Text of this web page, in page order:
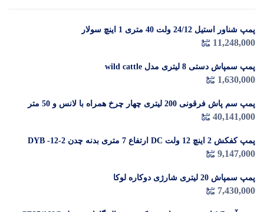
پمپ شناور استیل 24/12 ولت 40 متری 1 اینچ سولار
11,248,000
پمپ سمپاش دستی 8 لیتری مدل wild cattle
1,630,000
پمپ سم پاش فرقونی 200 لیتری چهار چرخ همراه با لانس و 50 متر
شیلنگ
40,141,000
پمپ کفکش 2 اینچ 12 ولت DC ارتفاع 7 متری بدنه چدن DYB -12-2
9,147,000
پمپ سمپاش 20 لیتری شارژی دوکاره لوکا
7,430,000